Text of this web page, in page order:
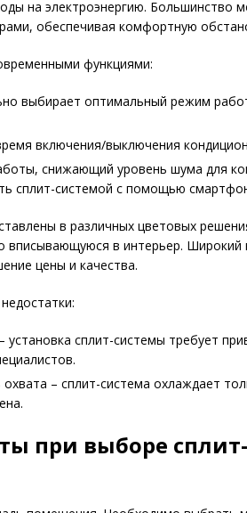
на электроэнергию. Большинство
обеспечивая комфортную
функциями:
выбирает оптимальный режим
включения/выключения
снижающий уровень шума для
сплит-системой с помощью
в различных цветовых
вписывающуюся в интерьер.
цены и качества.
установка сплит-системы требует
– сплит-система охлаждает
при выборе